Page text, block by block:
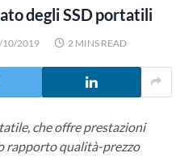
degli SSD portatili
10/2019 2 MINS READ
che offre prestazioni
rapporto qualità-prezzo